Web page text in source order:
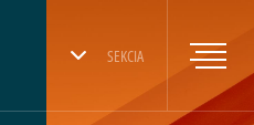
SEKCIA